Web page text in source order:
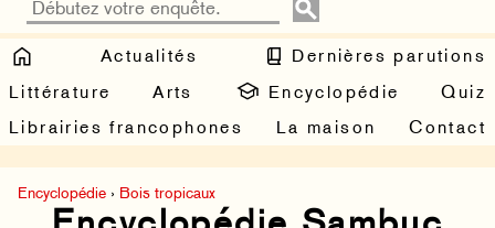
Actualités
Dernières parutions
Littérature
Arts Encyclopédie
Quiz
Librairies francophones
La maison Contact
Encyclopédie › Bois tropicaux